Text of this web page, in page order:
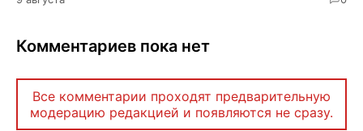
Комментариев пока нет
Все комментарии проходят предварительную
модерацию редакцией и появляются не сразу.